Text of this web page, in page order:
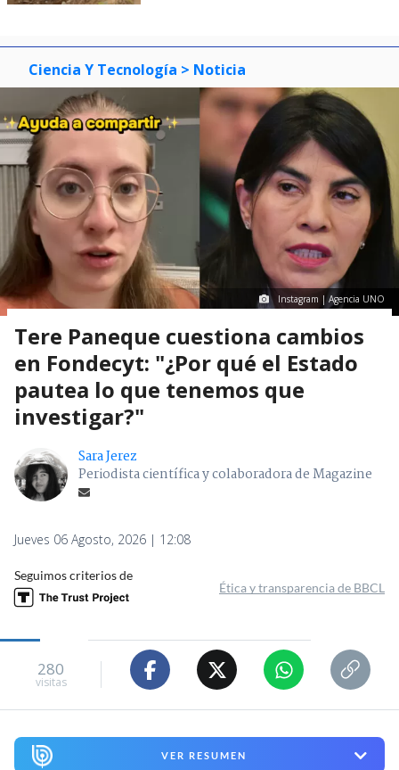
Ciencia Y Tecnología > Noticia
Instagram | Agencia UNO
Tere Paneque cuestiona cambios
en Fondecyt: "¿Por qué el Estado
pautea lo que tenemos que
investigar?"
Sara Jerez
Periodista científica y colaboradora de Magazine
Jueves 06 Agosto, 2026 | 12:08
Seguimos criterios de
Ética y transparencia de BBCL
280
visitas
VER RESUMEN